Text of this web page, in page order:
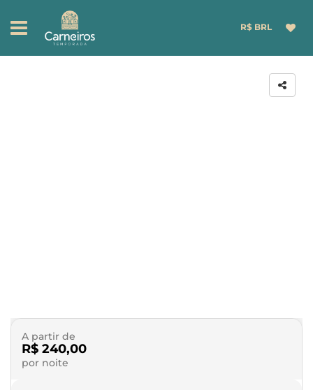
R$ BRL
A partir de
R$ 240,00
por noite